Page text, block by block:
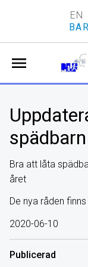
EN
menu
spädbarn
Bra att låta
året
De nya råden finns
2020-06-10
Publicerad